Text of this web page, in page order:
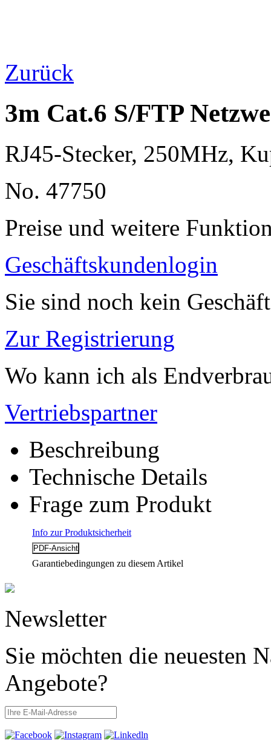
Zurück
3m Cat.6 S/FTP
RJ45-Stecker, 250MHz,
No. 47750
Preise und weitere
Geschäftskundenlogin
Sie sind noch kein
Zur Registrierung
Wo kann ich als
Vertriebspartner
Beschreibung
Technische Details
Frage zum Produkt
Info zur Produktsicherheit
Garantiebedingungen zu diesem Artikel
Newsletter
Sie möchten die neuesten
Angebote?